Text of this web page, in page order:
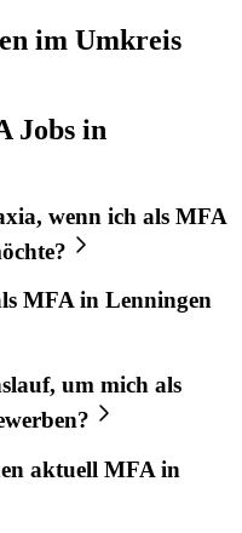
im Umkreis
Jobs in
, wenn ich als MFA
MFAin Lenningen
um mich als
aktuell MFA in